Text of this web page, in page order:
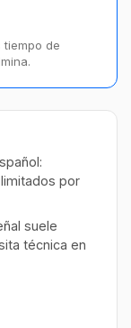
tiempo de
por
suele
técnica en